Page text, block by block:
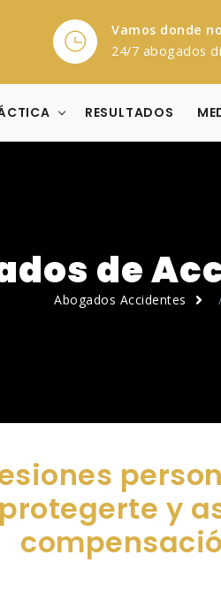
Vamos donde
24/7 abogados
RESULTADOS
de
Abogados Accidentes
y